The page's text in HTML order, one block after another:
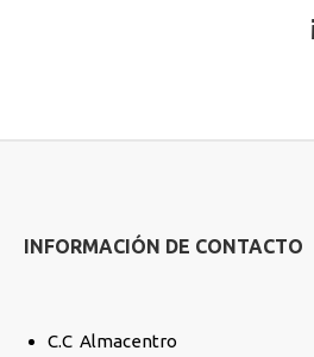
INFORMACIÓN DE CONTACTO
C.C Almacentro